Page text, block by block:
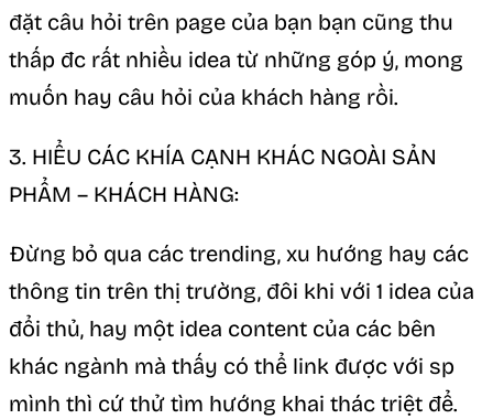
đặt câu hỏi trên page của bạn bạn cũng thu
thấp đc rất nhiều idea từ những góp ý, mong
muốn hay câu hỏi của khách hàng rồi.
3. HIỂU CÁC KHÍA CẠNH KHÁC NGOÀI SẢN
PHẨM – KHÁCH HÀNG:
Đừng bỏ qua các trending, xu hướng hay các
thông tin trên thị trường, đôi khi với 1 idea của
đổi thủ, hay một idea content của các bên
khác ngành mà thấy có thể link được với sp
mình thì cứ thử tìm hướng khai thác triệt để.